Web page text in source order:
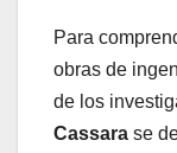
Para
obras de
de los
Cassara se